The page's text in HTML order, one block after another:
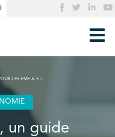
LES PME & ETI
un guide